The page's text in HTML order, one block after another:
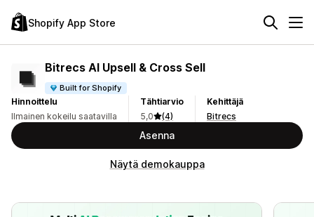
Shopify App Store
Bitrecs AI Upsell & Cross Sell
Built for Shopify
Hinnoittelu
Ilmainen kokeilu saatavilla
Tähtiarvio
5,0
(4)
Kehittäjä
Bitrecs
Asenna
Näytä demokauppa